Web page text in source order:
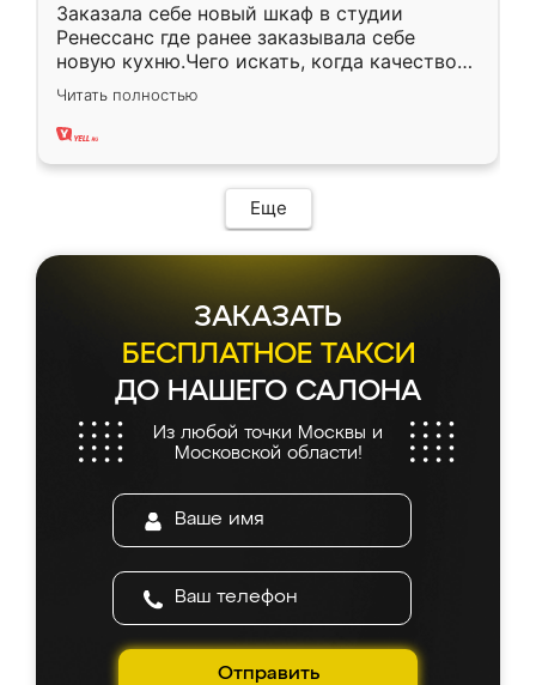
Заказала себе новый шкаф в студии
Ренессанс где ранее заказывала себе
новую кухню.Чего искать, когда качеством
вполне довольна. Служит кухня уже почти
два года, нареканий нет.
Читать полностью
Еще
ЗАКАЗАТЬ
БЕСПЛАТНОЕ ТАКСИ
ДО НАШЕГО САЛОНА
Из любой точки Москвы и
Московской области!
Отправить